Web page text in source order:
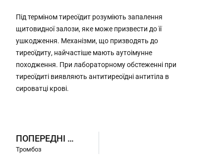
Під терміном тиреоїдит розуміють запалення
щитовидної залози, яке може призвести до її
ушкодження. Механізми, що призводять до
тиреоїдиту, найчастіше мають аутоімунне
походження. При лабораторному обстеженні при
тиреоїдиті виявляють антитиреоїдні антитіла в
сироватці крові.
ПОПЕРЕДНІ ДОДАТКИ
Тромбоз